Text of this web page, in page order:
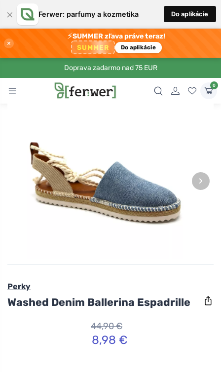
× Ferwer: parfumy a kozmetika Do aplikácie
×
⚡SUMMER zľava práve teraz!
SUMMER Do aplikácie
Doprava zadarmo nad 75 EUR
0
›
Perky
Washed Denim Ballerina Espadrille
44,90 €
8,98 €